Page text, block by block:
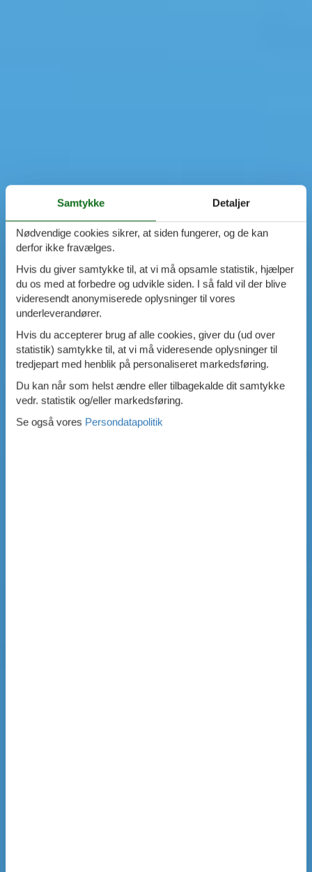
Samtykke Detaljer
Nødvendige cookies sikrer, at siden fungerer, og de kan
derfor ikke fravælges.
Hvis du giver samtykke til, at vi må opsamle statistik, hjælper
du os med at forbedre og udvikle siden. I så fald vil der blive
videresendt anonymiserede oplysninger til vores
underleverandører.
Hvis du accepterer brug af alle cookies, giver du (ud over
statistik) samtykke til, at vi må videresende oplysninger til
tredjepart med henblik på personaliseret markedsføring.
Du kan når som helst ændre eller tilbagekalde dit samtykke
vedr. statistik og/eller markedsføring.
Se også vores Persondatapolitik